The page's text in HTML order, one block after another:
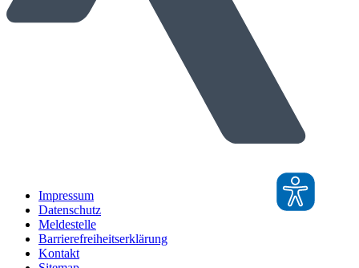
Impressum
Datenschutz
Meldestelle
Barrierefreiheitserklärung
Kontakt